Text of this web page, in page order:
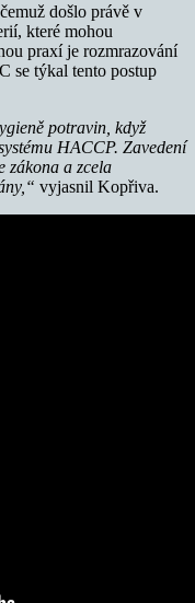
došlo právě v
které mohou
praxí je rozmrazování
se týkal tento postup
potravin, když
HACCP. Zavedení
zákona a zcela
vyjasnil Kopřiva.